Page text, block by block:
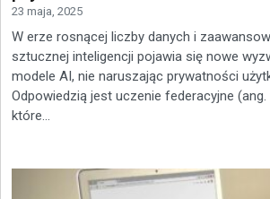
23 maja, 2025
W erze rosnącej liczby danych i
sztucznej inteligencji pojawia się nowe
modele AI, nie naruszając prywatności
Odpowiedzią jest uczenie federacyjne
które...